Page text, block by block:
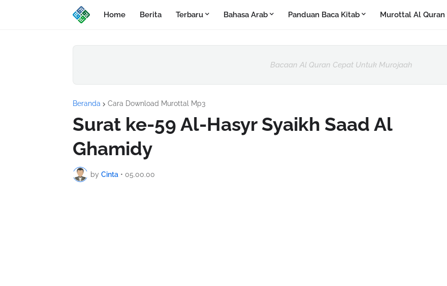
Home Berita Terbaru Bahasa Arab Panduan Baca Kitab Murottal Al Quran
Bacaan Al Quran Cepat Untuk Murojaah
Beranda Cara Download Murottal Mp3
Surat ke-59 Al-Hasyr Syaikh Saad Al
Ghamidy
by Cinta • 05.00.00